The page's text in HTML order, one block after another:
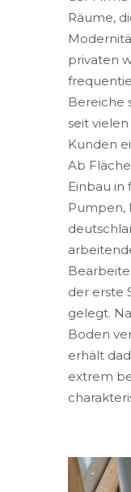
Räume,
privaten
Bereiche
seit
Kunden
Ab
Einbau in
Pumpen,
der erste
gelegt.
Boden
erhält
extrem